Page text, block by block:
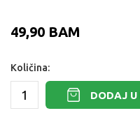
49,90 BAM
Količina:
DODAJ U